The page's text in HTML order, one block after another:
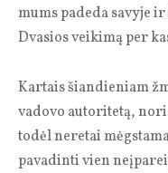
mums padeda savyje
Dvasios veikimą per
Kartais šiandieniam
vadovo autoritetą,
todėl neretai
pavadinti vien